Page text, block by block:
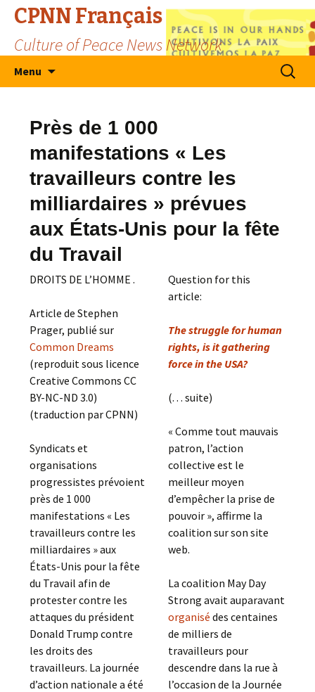
CPNN Français
Culture of Peace News Network
Menu
Search
for:
Près de 1 000
manifestations « Les
travailleurs contre les
milliardaires » prévues
aux États-Unis pour la fête
du Travail
DROITS DE L’HOMME .
Article de Stephen
Prager, publié sur
Common Dreams
(reproduit sous licence
Creative Commons CC
BY-NC-ND 3.0)
(traduction par CPNN)
Syndicats et
organisations
progressistes prévoient
près de 1 000
manifestations « Les
travailleurs contre les
milliardaires » aux
États-Unis pour la fête
du Travail afin de
protester contre les
attaques du président
Donald Trump contre
les droits des
travailleurs. La journée
d’action nationale a été
Question for this
article:
The struggle for human
rights, is it gathering
force in the USA?
(. . . suite)
« Comme tout mauvais
patron, l’action
collective est le
meilleur moyen
d’empêcher la prise de
pouvoir », affirme la
coalition sur son site
web.
La coalition May Day
Strong avait auparavant
organisé des centaines
de milliers de
travailleurs pour
descendre dans la rue à
l’occasion de la Journée